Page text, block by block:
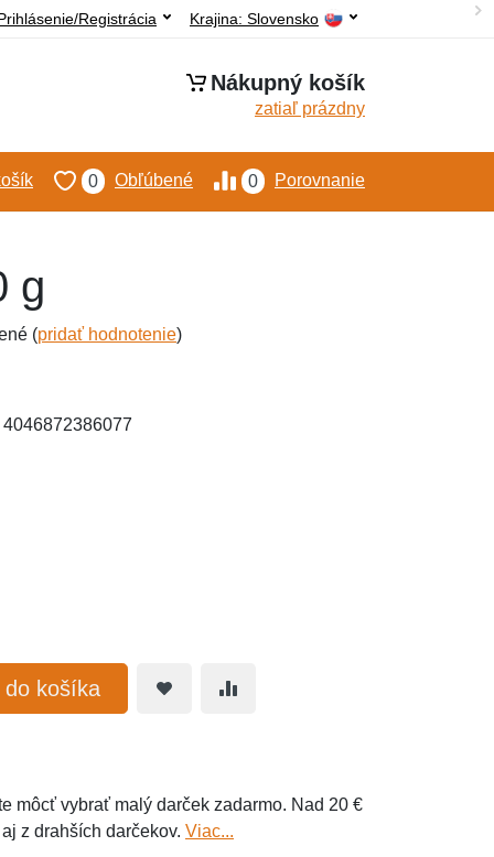
Krajina: Slovensko
Registrácia
Nákupný košík
zatiaľ prázdny
0 Porovnanie
0 Obľúbené
g
(pridať hodnotenie)
košíka
môcť vybrať malý darček zadarmo. Nad 20 €
z drahších darčekov. Viac...